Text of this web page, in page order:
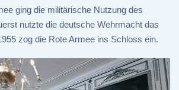
ging die militärische Nutzung des
nutzte die deutsche Wehrmacht das
zog die Rote Armee ins Schloss ein.